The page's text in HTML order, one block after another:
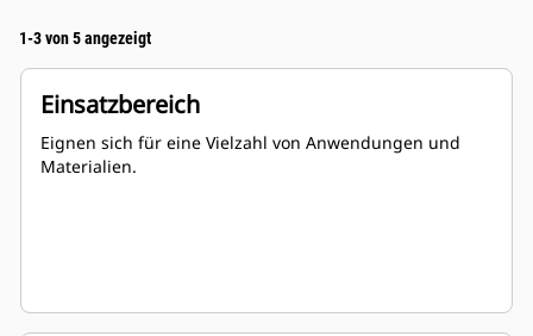
1-3 von 5 angezeigt
Einsatzbereich
Eignen sich für eine Vielzahl von Anwendungen und
Materialien.